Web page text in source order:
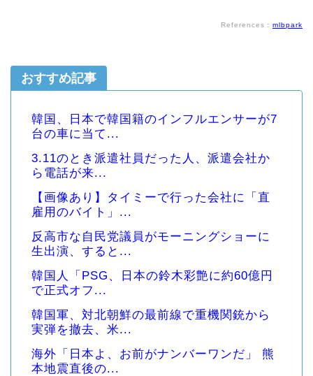
References： mlbpark
おすすめ記事
韓国、日本で韓国籍のインフルエンサーが7
台の車に当て...
3.11のとき派遣社員だった人、派遣会社か
ら電話が来...
【画像あり】タイミーで行った会社に「直
雇用のバイト」...
反高市な自民党議員がモーニングショーに
生出演、すると...
韓国人「PSG、日本の鈴木彩艶に約60億円
で正式オフ...
韓国軍、対北朝鮮の最前線で重機関銃から
実弾を撤去、米...
海外「日本よ、お前がナンバーワンだ」 熊
本地震直後の...